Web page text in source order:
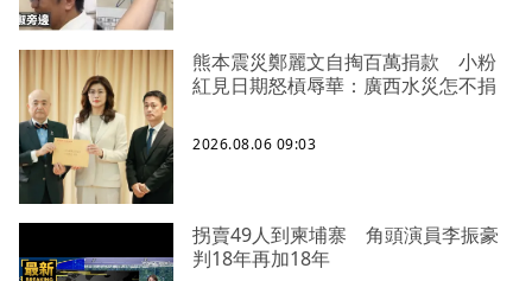
熊本震災鄭麗文自掏百萬捐款 小粉
紅見日期怒槓辱華：廣西水災怎不捐
2026.08.06 09:03
拐賣49人到柬埔寨 角頭演員李振豪
判18年再加18年